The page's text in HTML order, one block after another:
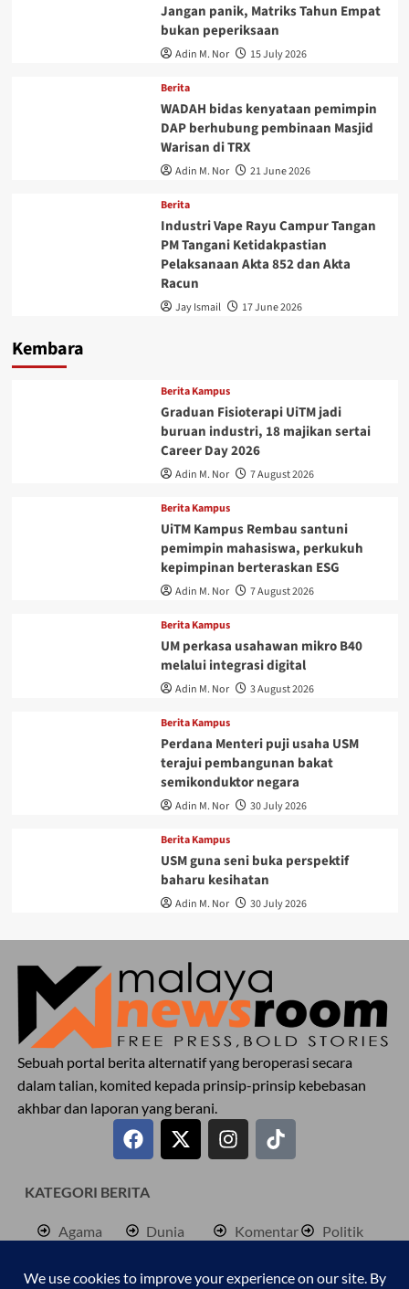
Jangan panik, Matriks Tahun Empat
bukan peperiksaan
Adin M. Nor 15 July 2026
Berita
WADAH bidas kenyataan pemimpin
DAP berhubung pembinaan Masjid
Warisan di TRX
Adin M. Nor 21 June 2026
Berita
Industri Vape Rayu Campur Tangan
PM Tangani Ketidakpastian
Pelaksanaan Akta 852 dan Akta
Racun
Jay Ismail 17 June 2026
Kembara
Berita Kampus
Graduan Fisioterapi UiTM jadi
buruan industri, 18 majikan sertai
Career Day 2026
Adin M. Nor 7 August 2026
Berita Kampus
UiTM Kampus Rembau santuni
pemimpin mahasiswa, perkukuh
kepimpinan berteraskan ESG
Adin M. Nor 7 August 2026
Berita Kampus
UM perkasa usahawan mikro B40
melalui integrasi digital
Adin M. Nor 3 August 2026
Berita Kampus
Perdana Menteri puji usaha USM
terajui pembangunan bakat
semikonduktor negara
Adin M. Nor 30 July 2026
Berita Kampus
USM guna seni buka perspektif
baharu kesihatan
Adin M. Nor 30 July 2026
Sebuah portal berita alternatif yang beroperasi secara
dalam talian, komited kepada prinsip-prinsip kebebasan
akhbar dan laporan yang berani.
KATEGORI BERITA
Agama
Berita
Dunia
Jenayah
Komentar
Palestine
Politik
Sukan